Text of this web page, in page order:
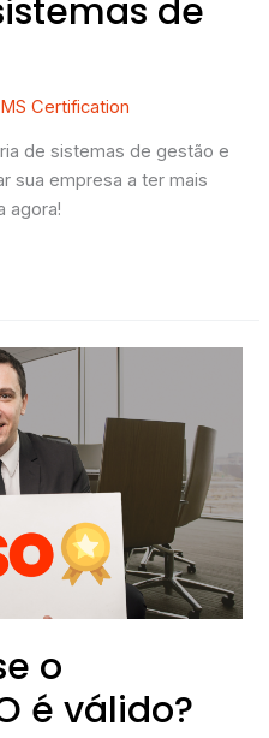
de
Certification
de sistemas de gestão e
sua empresa a ter mais
agora!
o
é válido?